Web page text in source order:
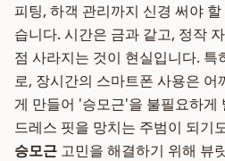
피팅, 하객 관리까지 신경 써야
습니다. 시간은 금과 같고, 정작
점 사라지는 것이 현실입니다. 특
로, 장시간의 스마트폰 사용은 어
게 만들어 '승모근'을 불필요하게
드레스 핏을 망치는 주범이 되기
승모근 고민을 해결하기 위해 뷰